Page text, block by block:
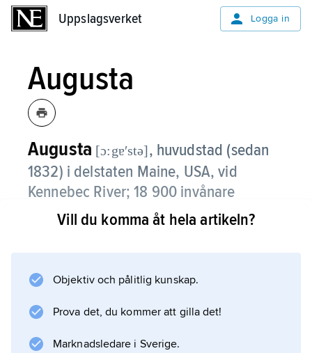
Uppslagsverket Logga in
Augusta
Augusta [ɔ:gɐʹstə], huvudstad (sedan
1832) i delstaten Maine, USA, vid
Kennebec River; 18 900 invånare
(2020).
nuvarande namn 1797. Administration och lätt
1965 finns också universitet.
Vill du komma åt hela artikeln?
Objektiv och pålitlig kunskap.
Prova det, du kommer att gilla det!
Marknadsledare i Sverige.